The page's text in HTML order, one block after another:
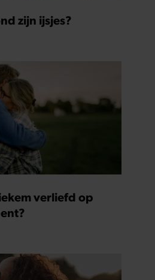
zijn ijsjes?
verliefd op